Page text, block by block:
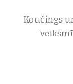
Koučings